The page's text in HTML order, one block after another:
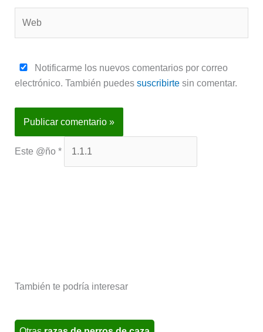
Notificarme los nuevos comentarios por correo
electrónico. También puedes suscribirtesin comentar.
Este @ño *
También te podría interesar